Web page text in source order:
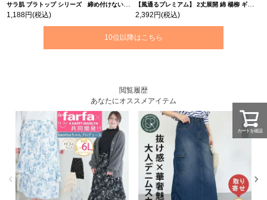
サラ肌 ブラトップ シリーズ 締め付けない リブ タンクトップ | 大きいサイズの通販ならハッピーマリリン
1,188円(税込)
【風通るプレミアム】 2丈展開 綿 楊柳 ギャザー フレア スカンツ 【ウェストゴム】 | 大きいサイズの通販ならハッピーマリリン
2,392円(税込)
10位以降はこちら
閲覧履歴
あなたにオススメアイテム
カートを確認